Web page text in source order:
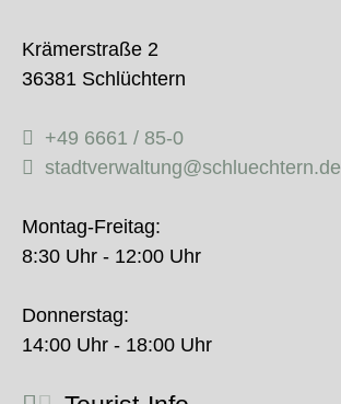
Krämerstraße 2
36381 Schlüchtern
+49 6661 / 85-0
stadtverwaltung@schluechtern.de
Montag-Freitag:
8:30 Uhr - 12:00 Uhr
Donnerstag:
14:00 Uhr - 18:00 Uhr